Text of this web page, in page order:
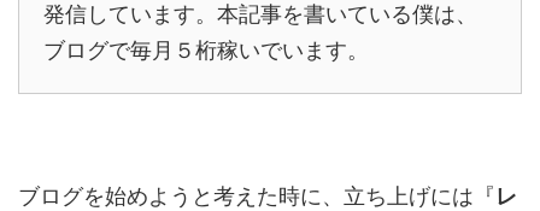
発信しています。本記事を書いている僕は、
ブログで毎月５桁稼いでいます。
ブログを始めようと考えた時に、立ち上げには『レ